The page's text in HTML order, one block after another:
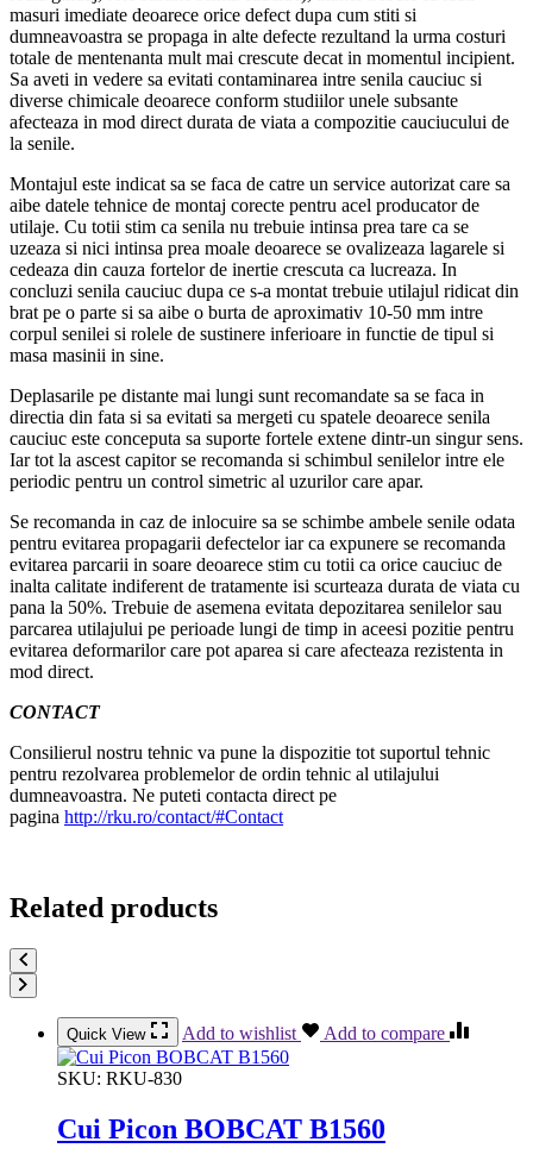
masuri imediate deoarece orice defect dupa cum stiti si
dumneavoastra se propaga in alte defecte rezultand la urma costuri
totale de mentenanta mult mai crescute decat in momentul incipient.
Sa aveti in vedere sa evitati contaminarea intre senila cauciuc si
diverse chimicale deoarece conform studiilor unele subsante
afecteaza in mod direct durata de viata a compozitie cauciucului de
la senile.
Montajul este indicat sa se faca de catre un service autorizat care sa
aibe datele tehnice de montaj corecte pentru acel producator de
utilaje. Cu totii stim ca senila nu trebuie intinsa prea tare ca se
uzeaza si nici intinsa prea moale deoarece se ovalizeaza lagarele si
cedeaza din cauza fortelor de inertie crescuta ca lucreaza. In
concluzi senila cauciuc dupa ce s-a montat trebuie utilajul ridicat din
brat pe o parte si sa aibe o burta de aproximativ 10-50 mm intre
corpul senilei si rolele de sustinere inferioare in functie de tipul si
masa masinii in sine.
Deplasarile pe distante mai lungi sunt recomandate sa se faca in
directia din fata si sa evitati sa mergeti cu spatele deoarece senila
cauciuc este conceputa sa suporte fortele extene dintr-un singur sens.
Iar tot la ascest capitor se recomanda si schimbul senilelor intre ele
periodic pentru un control simetric al uzurilor care apar.
Se recomanda in caz de inlocuire sa se schimbe ambele senile odata
pentru evitarea propagarii defectelor iar ca expunere se recomanda
evitarea parcarii in soare deoarece stim cu totii ca orice cauciuc de
inalta calitate indiferent de tratamente isi scurteaza durata de viata cu
pana la 50%. Trebuie de asemena evitata depozitarea senilelor sau
parcarea utilajului pe perioade lungi de timp in aceesi pozitie pentru
evitarea deformarilor care pot aparea si care afecteaza rezistenta in
mod direct.
CONTACT
Consilierul nostru tehnic va pune la dispozitie tot suportul tehnic
pentru rezolvarea problemelor de ordin tehnic al utilajului
dumneavoastra. Ne puteti contacta direct pe
pagina http://rku.ro/contact/#Contact
Related products
Quick View Add to wishlist Add to compare
SKU: RKU-830
Cui Picon BOBCAT B1560